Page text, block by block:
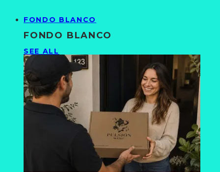
FONDO BLANCO
FONDO BLANCO
SEE ALL